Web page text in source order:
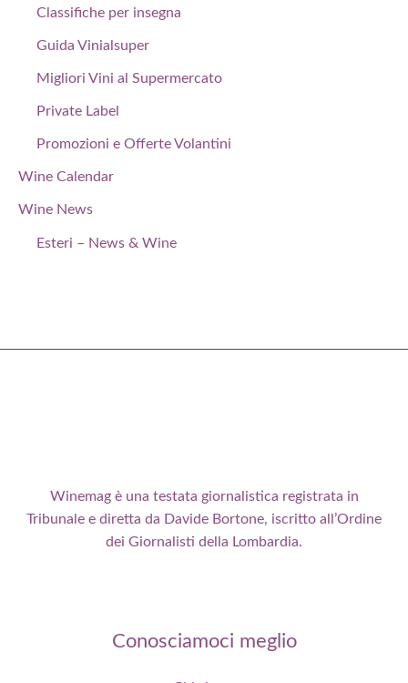
Classifiche per insegna
Guida Vinialsuper
Migliori Vini al Supermercato
Private Label
Promozioni e Offerte Volantini
Wine Calendar
Wine News
Esteri – News & Wine
Winemag è una testata giornalistica registrata in
Tribunale e diretta da Davide Bortone, iscritto all’Ordine
dei Giornalisti della Lombardia.
Conosciamoci meglio